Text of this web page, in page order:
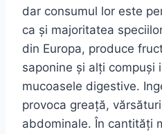
dar consumul lor este
ca și majoritatea
din Europa, produce
saponine și alți compuși
mucoasele digestive.
provoca greață,
abdominale. În cantități